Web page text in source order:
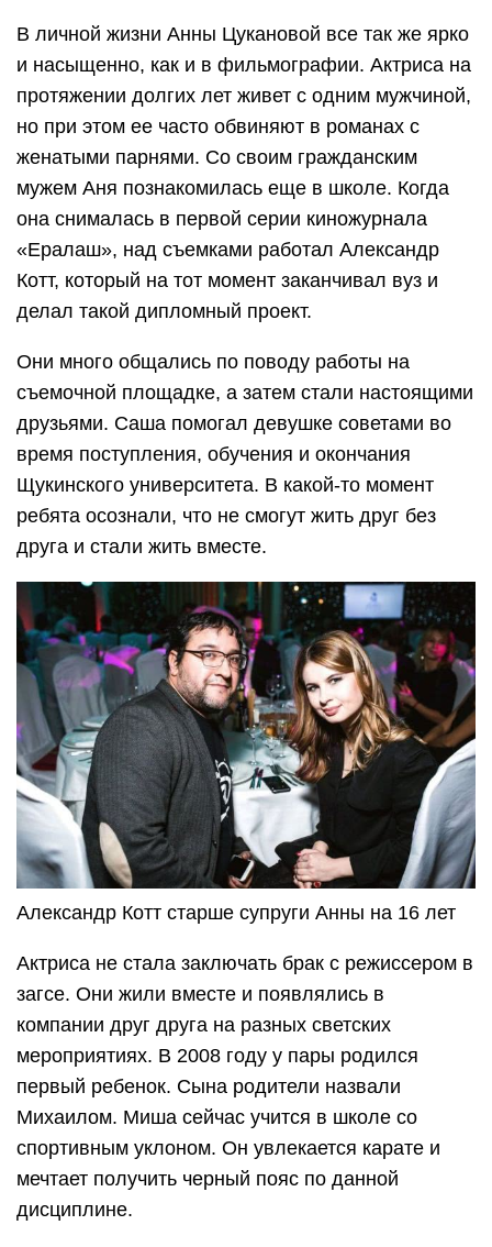
В личной жизни Анны Цукановой все так же ярко
и насыщенно, как и в фильмографии. Актриса на
протяжении долгих лет живет с одним мужчиной,
но при этом ее часто обвиняют в романах с
женатыми парнями. Со своим гражданским
мужем Аня познакомилась еще в школе. Когда
она снималась в первой серии киножурнала
«Ералаш», над съемками работал Александр
Котт, который на тот момент заканчивал вуз и
делал такой дипломный проект.
Они много общались по поводу работы на
съемочной площадке, а затем стали настоящими
друзьями. Саша помогал девушке советами во
время поступления, обучения и окончания
Щукинского университета. В какой-то момент
ребята осознали, что не смогут жить друг без
друга и стали жить вместе.
Александр Котт старше супруги Анны на 16 лет
Актриса не стала заключать брак с режиссером в
загсе. Они жили вместе и появлялись в
компании друг друга на разных светских
мероприятиях. В 2008 году у пары родился
первый ребенок. Сына родители назвали
Михаилом. Миша сейчас учится в школе со
спортивным уклоном. Он увлекается карате и
мечтает получить черный пояс по данной
дисциплине.